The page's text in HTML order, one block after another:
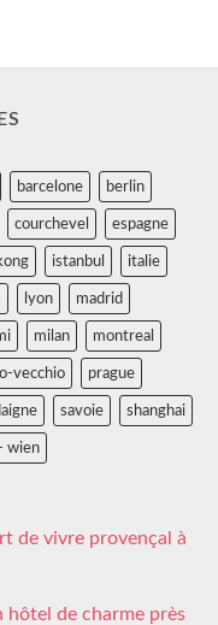
barcelone berlin
courchevel espagne
istanbul italie
lyon madrid
milan montreal
vecchio prague
savoie shanghai
wien
de vivre provençal à
hôtel de charme près